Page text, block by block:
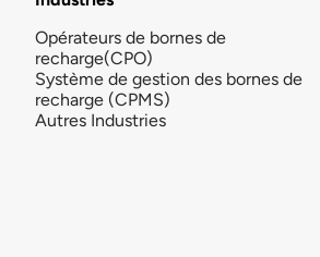
Opérateurs de bornes de
recharge(CPO)
Système de gestion des bornes de
recharge (CPMS)
Autres Industries